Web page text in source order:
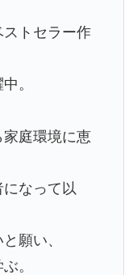
トセラー作
。
庭環境に恵
なって以
願い、
。